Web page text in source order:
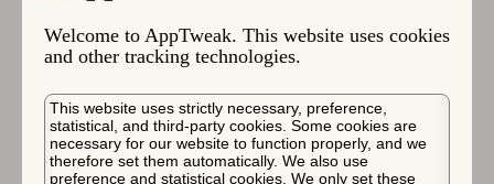
Welcome to AppTweak. This website uses cookies
and other tracking technologies.
This website uses strictly necessary, preference,
statistical, and third-party cookies. Some cookies are
necessary for our website to function properly, and we
therefore set them automatically. We also use
preference and statistical cookies. We only set these
确的编辑界面（Today 故事、collection、活动列表
等）。如果您的推介符合季节性时刻、Apple 价值观或
确保您的元数据和应用页面具有吸引力。确保您的
元数据和应用页面尽可能强大。编辑通常首先在您的应
用商店应用页面上评估您的应用。这意味着您的视觉资